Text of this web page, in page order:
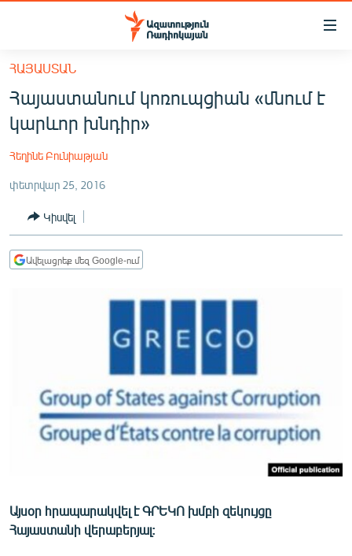
Մատչելիության
հիմնական
բովանդակությանը
Անցնել
հիմնական
մենյուին
ՀԱՅԱՍՏԱՆ
ՔԱՂԱՔԱԿԱՆ
ԸՆՏՐՈՒԹՅՈՒՆՆԵՐ 2026
ԻՐԱՎՈՒՆՔ
ՀԱՍԱՐԱԿՈՒԹՅՈՒՆ
ՏՆՏԵՍՈՒԹՅՈՒՆ
ՄՇԱԿՈՒՅԹ
ՍՊՈՐՏ
ՄԵԿՆԱԲԱՆՈՒԹՅՈՒՆ
ԿՈՐՈՆԱՎԻՐՈՒՍ
ԱՐԽԻՎ
ՀԱՅԱՍՏԱՆ
Հայաստանում կոռուպցիան «մնում է
կարևոր խնդիր»
Հեղինե Բունիաթյան
փետրվար 25, 2016
Կիսվել
Ավելացրեք մեզ Google-ում
Այսօր հրապարակվել է ԳՐԵԿՈ խմբի զեկույցը
Հայաստանի վերաբերյալ: